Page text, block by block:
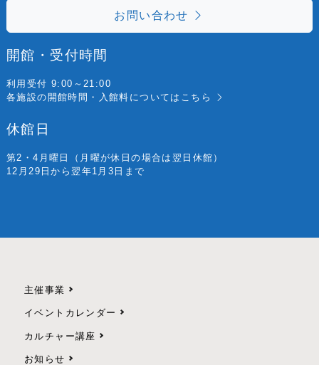
お問い合わせ
開館・受付時間
利用受付 9:00～21:00
各施設の開館時間・入館料については こちら
休館日
第2・4月曜日
（月曜が休日の場合は翌日休館）
12月29日から翌年1月3日まで
主催事業
イベントカレンダー
カルチャー講座
お知らせ